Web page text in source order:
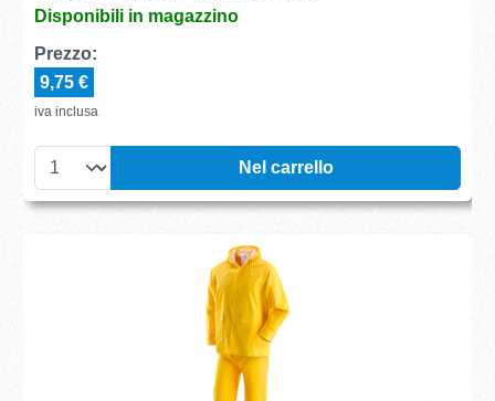
Disponibili in magazzino
Prezzo:
9,75 €
iva inclusa
Nel carrello